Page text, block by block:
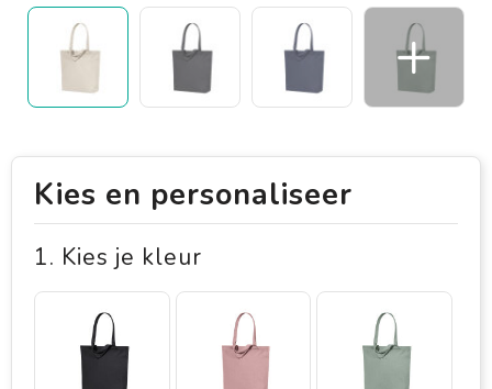
Kies en personaliseer
1. Kies je kleur